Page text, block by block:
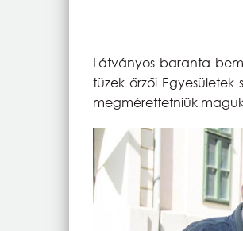
Látványos baranta
tüzek őrzői
megmérettetniük